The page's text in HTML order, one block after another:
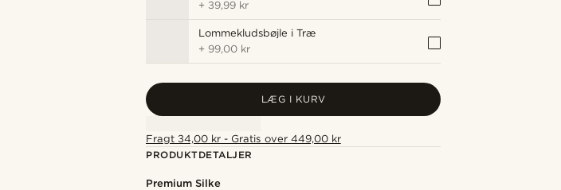
+ 39,99 kr
Lommekludsbøjle i Træ
+ 99,00 kr
LÆG I KURV
Fragt 34,00 kr - Gratis over 449,00 kr
PRODUKTDETALJER
Premium Silke